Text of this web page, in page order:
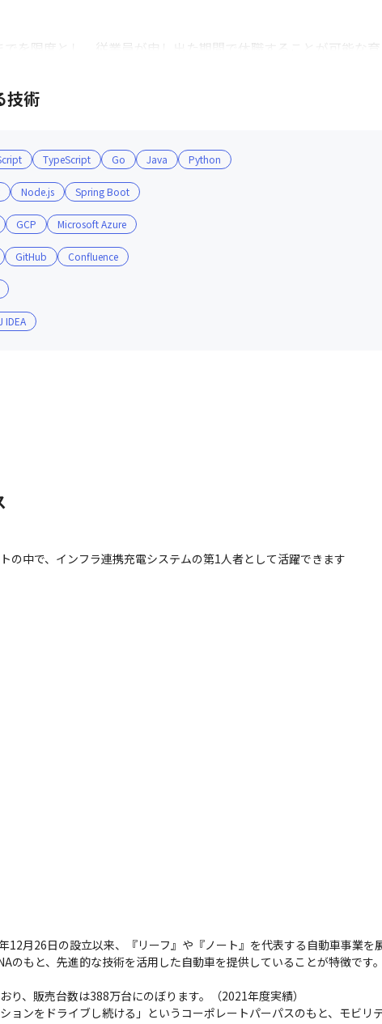
でを限度とし、従業員が申し出た期間で休職することが可能な
です（対象年度に育児休職を1日以上取得した男性従業員数÷
技術
TypeScript Go Java Python
Node.js Spring Boot
GCP Microsoft Azure
GitHub Confluence
IDEA
の中で、インフラ連携充電システムの第1人者として活躍できます
12月26日の設立以来、『リーフ』や『ノート』を代表する自動車事業を
のもと、先進的な技術を活用した自動車を提供していることが特徴で
り、販売台数は388万台にのぼります。（2021年度実績）
ョンをドライブし続ける」というコーポレートパーパスのもと、モビリ